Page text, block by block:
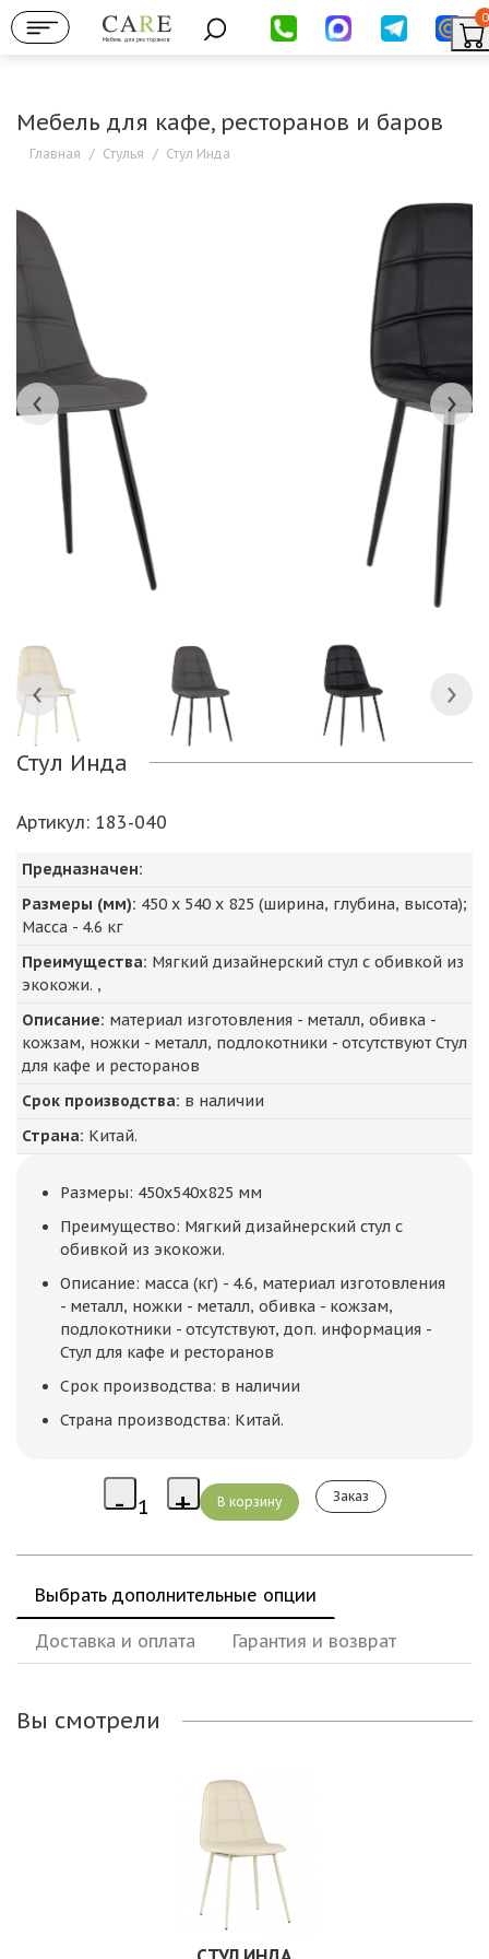
Мебель для ресторанов
0
Мебель для кафе, ресторанов и баров
Главная / Стулья / Стул Инда
Стул Инда
Артикул: 183-040
Предназначен:
Размеры (мм): 450 х 540 х 825 (ширина, глубина, высота);
Масса - 4.6 кг
Преимущества: Мягкий дизайнерский стул с обивкой из
экокожи. ,
Описание: материал изготовления - металл, обивка -
кожзам, ножки - металл, подлокотники - отсутствуют Стул
для кафе и ресторанов
Срок производства: в наличии
Страна: Китай.
Размеры: 450x540x825 мм
Преимущество: Мягкий дизайнерский стул с
обивкой из экокожи.
Описание: масса (кг) - 4.6, материал изготовления
- металл, ножки - металл, обивка - кожзам,
подлокотники - отсутствуют, доп. информация -
Стул для кафе и ресторанов
Срок производства: в наличии
Страна производства: Китай.
Заказ
Выбрать дополнительные опции
Доставка и оплата Гарантия и возврат
Вы смотрели